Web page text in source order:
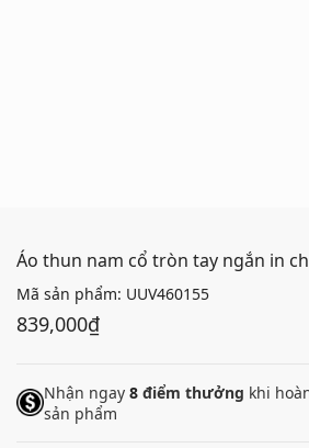
Áo thun nam cổ tròn tay ngắn in
Mã sản phẩm: UUV460155
839,000₫
Nhận ngay 8 điểm thưởng khi
sản phẩm